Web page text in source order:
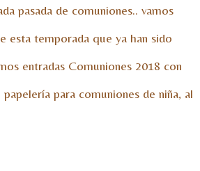
pasada de comuniones.. vamos
esta temporada que ya han sido
entradas Comuniones 2018 con
para comuniones de niña, al